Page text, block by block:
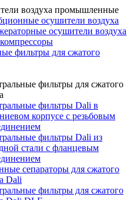
воздуха промышленные
осушители воздуха
осушители воздуха
фильтры для сжатого
фильтры для сжатого
фильтры Dali в
корпусе с резьбовым
фильтры Dali из
стали с фланцевым
сепараторы для сжатого
Dali
фильтры для сжатого